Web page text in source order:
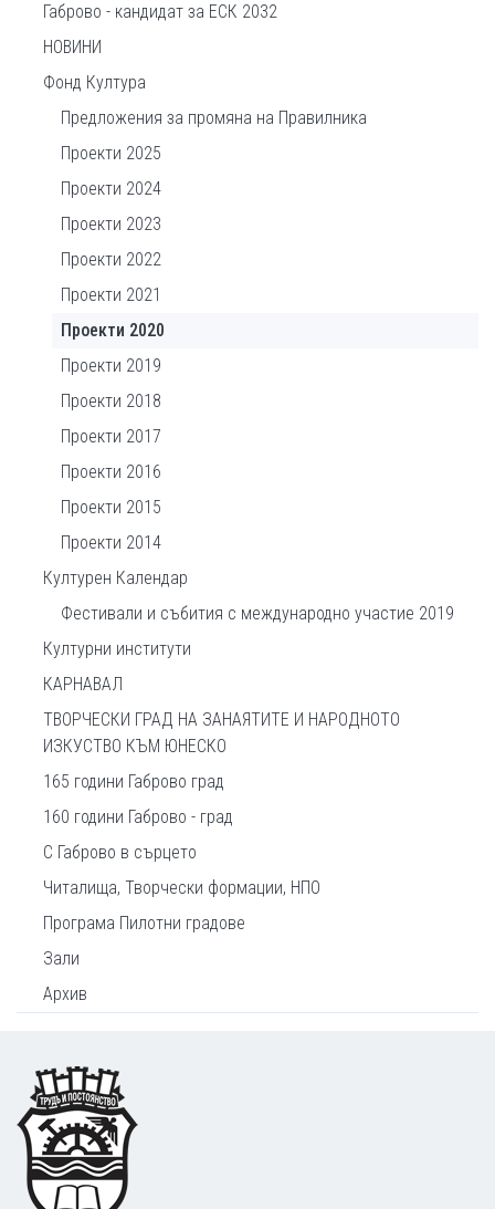
Габрово - кандидат за ЕСК 2032
НОВИНИ
Фонд Култура
Предложения за промяна на Правилника
Проекти 2025
Проекти 2024
Проекти 2023
Проекти 2022
Проекти 2021
Проекти 2020
Проекти 2019
Проекти 2018
Проекти 2017
Проекти 2016
Проекти 2015
Проекти 2014
Културен Календар
Фестивали и събития с международно участие 2019
Културни институти
КАРНАВАЛ
ТВОРЧЕСКИ ГРАД НА ЗАНАЯТИТЕ И НАРОДНОТО
ИЗКУСТВО КЪМ ЮНЕСКО
165 години Габрово град
160 години Габрово - град
С Габрово в сърцето
Читалища, Творчески формации, НПО
Програма Пилотни градове
Зали
Архив
Footer